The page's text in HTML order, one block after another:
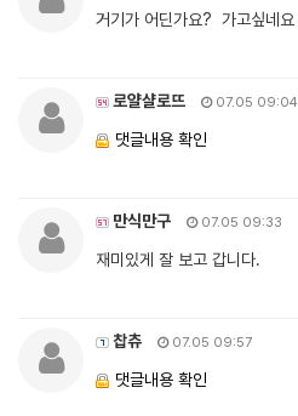
거기가 어딘가요? 가고싶네요
로얄샬로뜨 07.05 09:04
댓글내용 확인
만식만구 07.05 09:33
재미있게 잘 보고 갑니다.
찹츄 07.05 09:57
댓글내용 확인